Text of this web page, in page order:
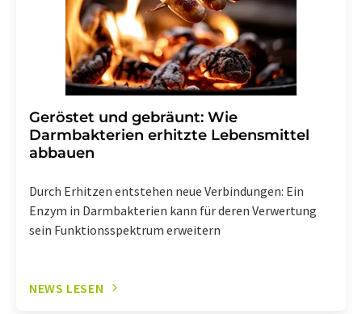
Geröstet und gebräunt: Wie
Darmbakterien erhitzte Lebensmittel
abbauen
Durch Erhitzen entstehen neue Verbindungen: Ein
Enzym in Darmbakterien kann für deren Verwertung
sein Funktionsspektrum erweitern
NEWS LESEN